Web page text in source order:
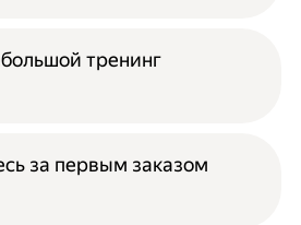
тренинг
за первым заказом